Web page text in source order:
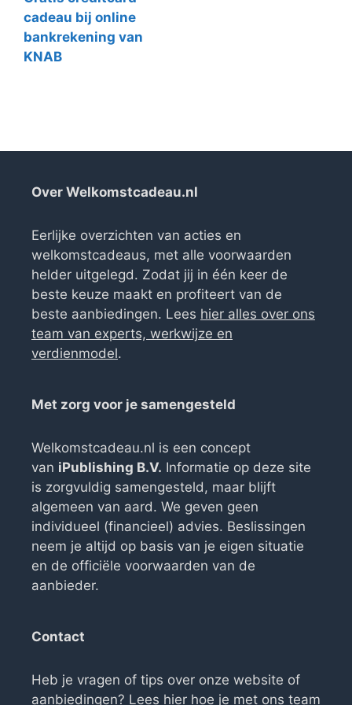
cadeau bij online
bankrekening van
KNAB
Over Welkomstcadeau.nl
Eerlijke overzichten van acties en
welkomstcadeaus, met alle voorwaarden
helder uitgelegd. Zodat jij in één keer de
beste keuze maakt en profiteert van de
beste aanbiedingen. Lees hier alles over ons
team van experts, werkwijze en
verdienmodel.
Met zorg voor je samengesteld
Welkomstcadeau.nl is een concept
van iPublishing B.V. Informatie op deze site
is zorgvuldig samengesteld, maar blijft
algemeen van aard. We geven geen
individueel (financieel) advies. Beslissingen
neem je altijd op basis van je eigen situatie
en de officiële voorwaarden van de
aanbieder.
Contact
Heb je vragen of tips over onze website of
aanbiedingen? Lees hier hoe je met ons team